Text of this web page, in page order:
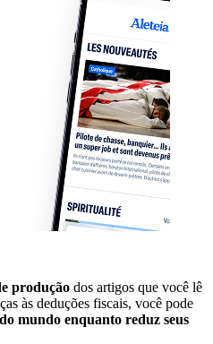
produção dos artigos que você lê
às deduções fiscais, você pode
mundo enquanto reduz seus